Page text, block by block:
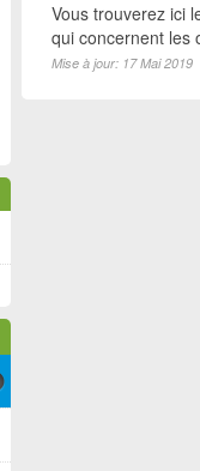
Vous trouverez ici
qui concernent les
Mise à jour: 17 Mai 2019